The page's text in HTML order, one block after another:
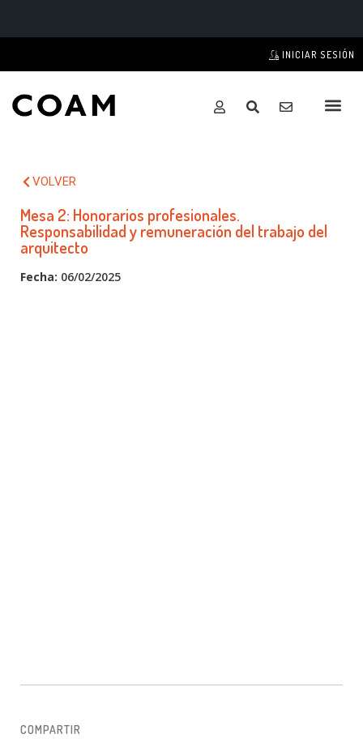
INICIAR SESIÓN
VOLVER
Mesa 2: Honorarios profesionales.
Responsabilidad y remuneración del trabajo del
arquitecto
Fecha: 06/02/2025
COMPARTIR